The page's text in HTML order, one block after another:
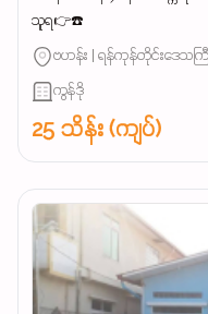
သူရ👉☎️
ဗဟန်း | ရန်ကုန်တိုင်းဒေသကြီ
ကွန်ဒို
25 သိန်း (ကျပ်)